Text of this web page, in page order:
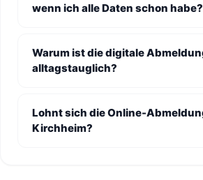
wenn ich alle Daten schon habe?
Warum ist die digitale
alltagstauglich?
Lohnt sich die Online-
Kirchheim?